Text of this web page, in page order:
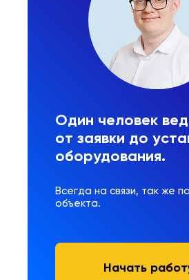
Один человек
от заявки до
оборудования.
Всегда на связи, так же
объекта.
Начать